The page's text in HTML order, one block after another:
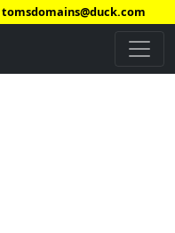
tomsdomains@duck.com